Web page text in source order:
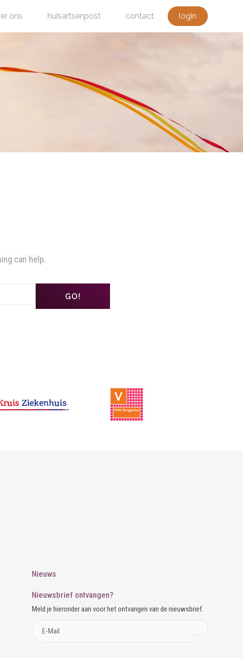
ons huisartsenpost contact login
can help.
GO!
Nieuws
Nieuwsbrief ontvangen?
Meld je hieronder aan voor het ontvangen van de nieuwsbrief.